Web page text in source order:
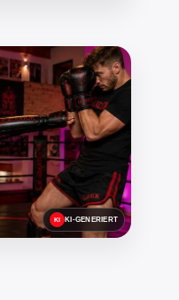
KI-GENERIERT